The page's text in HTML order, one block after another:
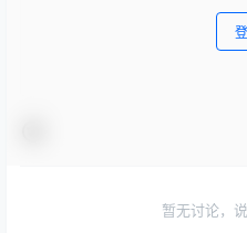
暂无讨论，